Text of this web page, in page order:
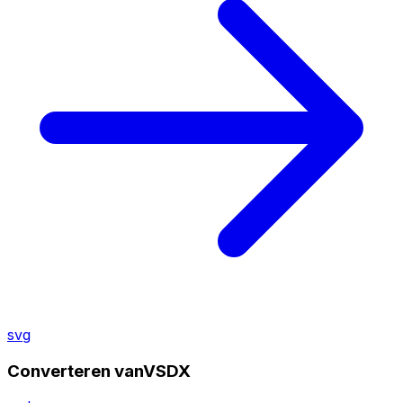
svg
Converteren vanVSDX